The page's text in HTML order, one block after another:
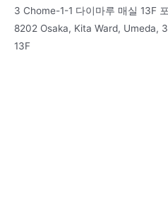
3 Chome-1-1 다이마루 매실 13F
8202 Osaka, Kita Ward, Umeda,
13F